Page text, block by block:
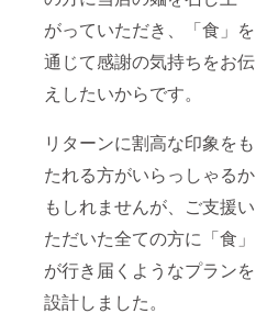
がっていただき、「食」を
通じて感謝の気持ちをお伝
えしたいからです。
リターンに割高な印象をも
たれる方がいらっしゃるか
もしれませんが、ご支援い
ただいた全ての方に「食」
が行き届くようなプランを
設計しました。